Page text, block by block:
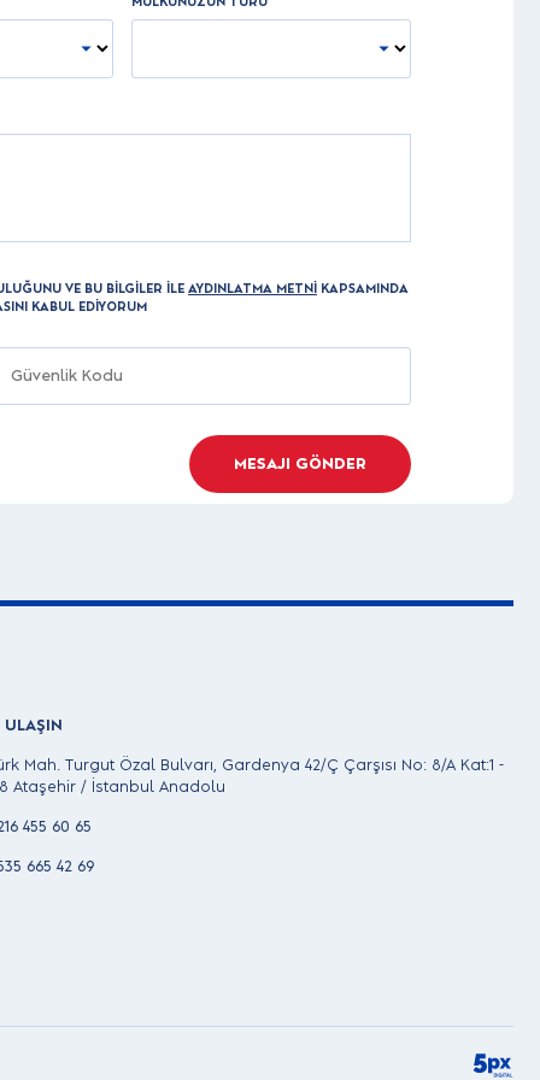
MÜLKÜNÜZÜN TÜRÜ
VE BU BİLGİLER İLE AYDINLATMA METNİ
KAPSAMINDA
KABUL EDİYORUM
MESAJI GÖNDER
ULAŞIN
Mah. Turgut Özal Bulvarı, Gardenya 42/Ç Çarşısı No: 8/A Kat:1 -
Ataşehir / İstanbul Anadolu
455 60 65
665 42 69